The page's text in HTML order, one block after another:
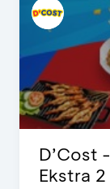
D’Cost
Ekstra